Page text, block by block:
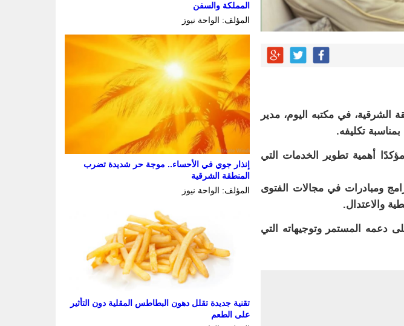
الشرقية، في مكتبه اليوم، مدير
تكليفه.
أهمية تطوير الخدمات التي
ومبادرات في مجالات الفتوى
والاعتدال.
دعمه المستمر وتوجيهاته التي
المملكة والسفن
المؤلف: الواحة نيوز
إنذار جوي في الأحساء.. موجة حر شديدة تضرب
المنطقة الشرقية
المؤلف: الواحة نيوز
تقنية جديدة تقلل دهون البطاطس المقلية دون التأثير
على الطعم